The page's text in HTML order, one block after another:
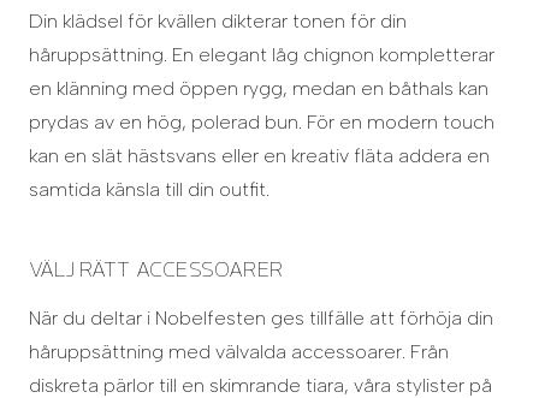
Din klädsel för kvällen dikterar tonen för din
håruppsättning. En elegant låg chignon kompletterar
en klänning med öppen rygg, medan en båthals kan
prydas av en hög, polerad bun. För en modern touch
kan en slät hästsvans eller en kreativ fläta addera en
samtida känsla till din outfit.
VÄLJ RÄTT ACCESSOARER
När du deltar i Nobelfesten ges tillfälle att förhöja din
håruppsättning med välvalda accessoarer. Från
diskreta pärlor till en skimrande tiara, våra stylister på